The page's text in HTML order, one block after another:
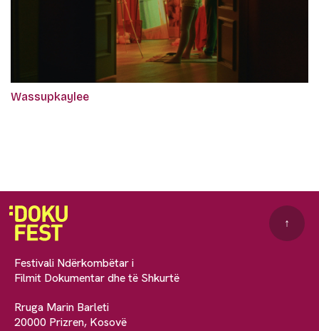
Wassupkaylee
Festivali Ndërkombëtar i
Filmit Dokumentar dhe të Shkurtë
Rruga Marin Barleti
20000 Prizren, Kosovë
↑